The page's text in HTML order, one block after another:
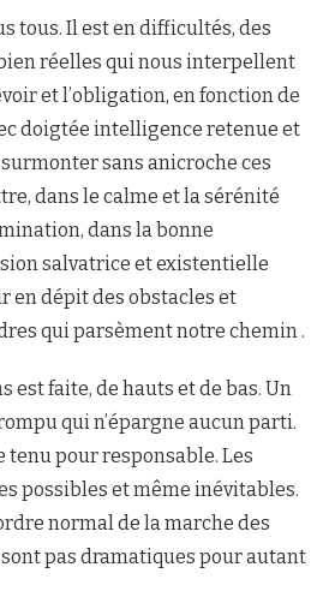
tous. Il est en difficultés, des
réelles qui nous interpellent
et l’obligation, en fonction de
doigtée intelligence retenue et
sans anicroche ces
dans le calme et la sérénité
dans la bonne
salvatrice et existentielle
en dépit des obstacles et
qui parsèment notre chemin .
est faite, de hauts et de bas. Un
qui n’épargne aucun parti.
tenu pour responsable. Les
possibles et même inévitables.
normal de la marche des
pas dramatiques pour autant